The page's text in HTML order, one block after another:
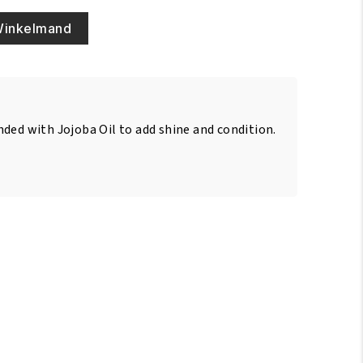
with Jojoba Oil to add shine and condition.